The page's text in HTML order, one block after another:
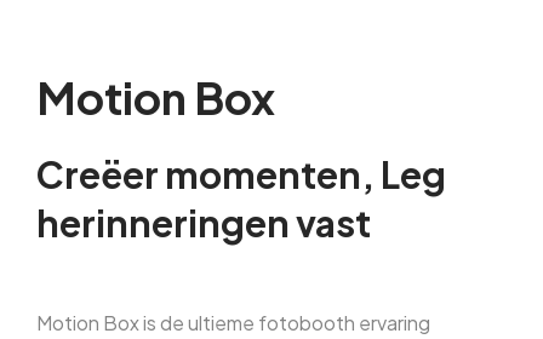
Motion Box
Creëer momenten, Leg
herinneringenvast
Motion Boxisdeultieme fotobooth ervaring